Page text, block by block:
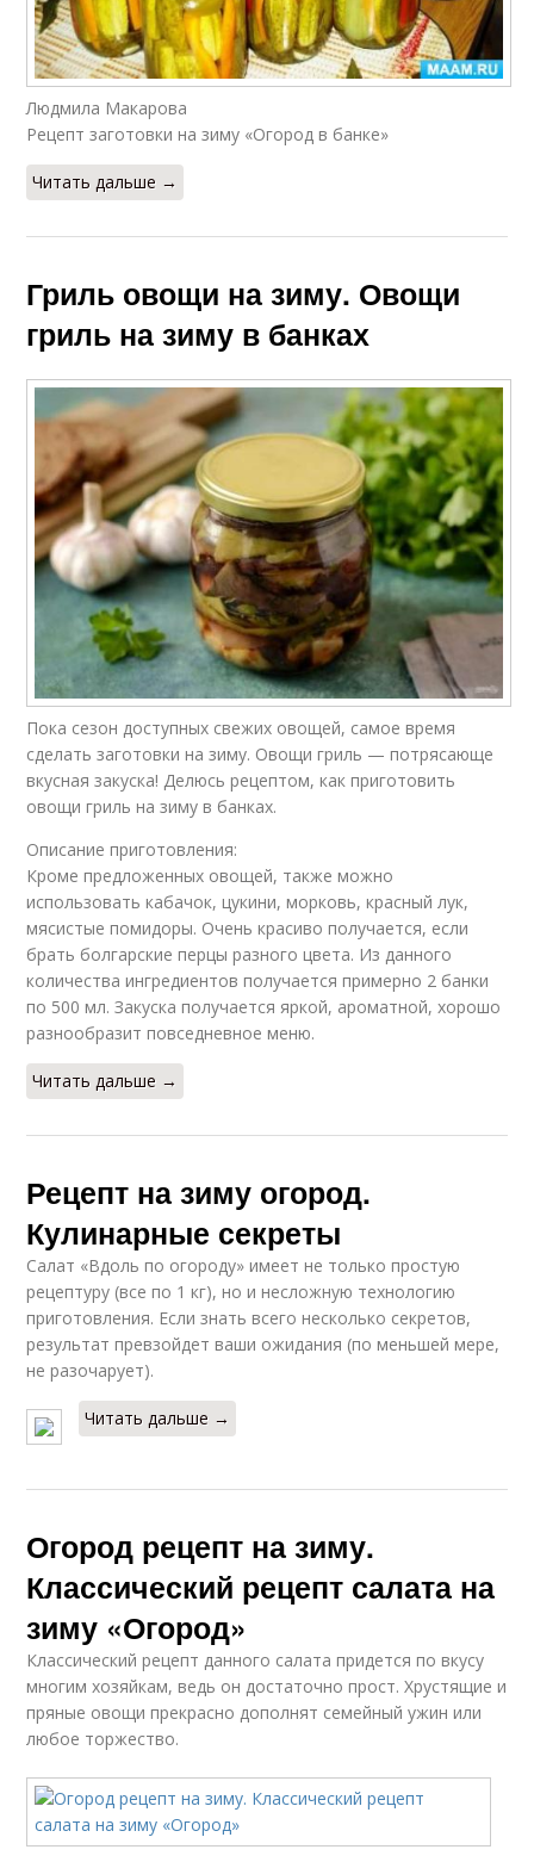
Людмила Макарова
Рецепт заготовки на зиму «Огород в банке»
Читать дальше →
Гриль овощи на зиму. Овощи
гриль на зиму в банках
Пока сезон доступных свежих овощей, самое время
сделать заготовки на зиму. Овощи гриль — потрясающе
вкусная закуска! Делюсь рецептом, как приготовить
овощи гриль на зиму в банках.
Описание приготовления:
Кроме предложенных овощей, также можно
использовать кабачок, цукини, морковь, красный лук,
мясистые помидоры. Очень красиво получается, если
брать болгарские перцы разного цвета. Из данного
количества ингредиентов получается примерно 2 банки
по 500 мл. Закуска получается яркой, ароматной, хорошо
разнообразит повседневное меню.
Читать дальше →
Рецепт на зиму огород.
Кулинарные секреты
Салат «Вдоль по огороду» имеет не только простую
рецептуру (все по 1 кг), но и несложную технологию
приготовления. Если знать всего несколько секретов,
результат превзойдет ваши ожидания (по меньшей мере,
не разочарует).
Читать дальше →
Огород рецепт на зиму.
Классический рецепт салата на
зиму «Огород»
Классический рецепт данного салата придется по вкусу
многим хозяйкам, ведь он достаточно прост. Хрустящие и
пряные овощи прекрасно дополнят семейный ужин или
любое торжество.